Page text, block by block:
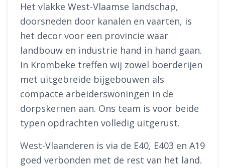
Het vlakke West-Vlaamse landschap,
doorsneden door kanalen en vaarten, is
het decor voor een provincie waar
landbouw en industrie hand in hand gaan.
In Krombeke treffen wij zowel boerderijen
met uitgebreide bijgebouwen als
compacte arbeiderswoningen in de
dorpskernen aan. Ons team is voor beide
typen opdrachten volledig uitgerust.
West-Vlaanderen is via de E40, E403 en A19
goed verbonden met de rest van het land.